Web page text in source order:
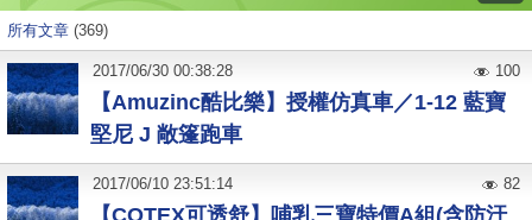
所有文章 (369)
【Amuzinc酷比樂】授權仿真車／1-12 藍寶
堅尼 J 敞篷跑車
2017/06/30 00:38:28 100
【COTEX可透舒】哺乳三寶特價A組(含防汙
2017/06/10 23:51:14 82